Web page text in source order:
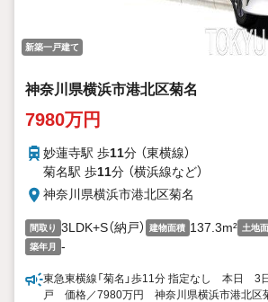
新築一戸建て
神奈川県横浜市港北区菊名
7980万円
妙蓮寺駅 歩11分 （東横線）
菊名駅 歩11分 （横浜線など）
神奈川県横浜市港北区菊名
間取り 3LDK+S（納戸） 建物面積 137.3m² 土地
築年月 -
東急東横線「菊名」歩11分 指定なし 本日 3
戸 価格／7980万円 神奈川県横浜市港北区